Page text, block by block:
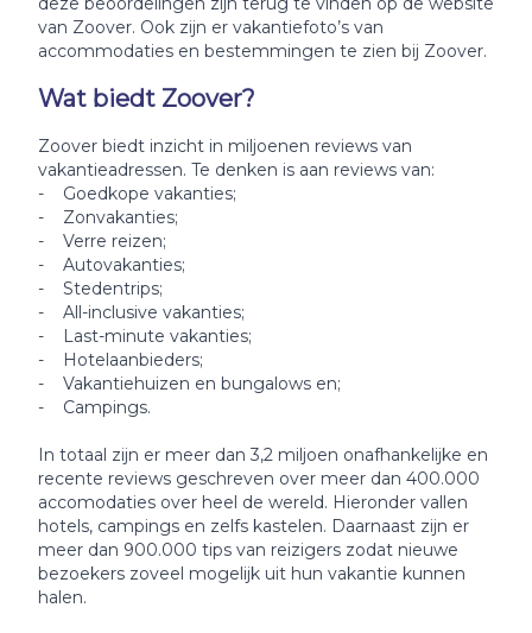
van Zoover. Ook zijn er vakantiefoto’s van
accommodaties en bestemmingen te zien bij Zoover.
Wat biedt Zoover?
Zoover biedt inzicht in miljoenen reviews van
vakantieadressen. Te denken is aan reviews van:
- Goedkope vakanties;
- Zonvakanties;
- Verre reizen;
- Autovakanties;
- Stedentrips;
- All-inclusive vakanties;
- Last-minute vakanties;
- Hotelaanbieders;
- Vakantiehuizen en bungalows en;
- Campings.
In totaal zijn er meer dan 3,2 miljoen onafhankelijke en
recente reviews geschreven over meer dan 400.000
accomodaties over heel de wereld. Hieronder vallen
hotels, campings en zelfs kastelen. Daarnaast zijn er
meer dan 900.000 tips van reizigers zodat nieuwe
bezoekers zoveel mogelijk uit hun vakantie kunnen
halen.